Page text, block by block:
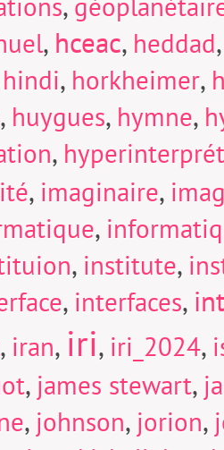
, hceac, heddad
hindi, horkheimer,
, huygues, hymne,
,
, imaginaire,
,
, institute,
, interfaces,
, iran, iri, iri_2024,
, james stewart,
, johnson, jorion,